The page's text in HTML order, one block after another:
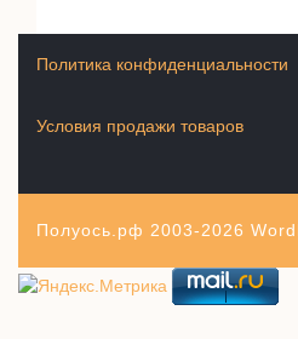
Условия продажи товаров
Политика конфиденциальности
Полуось.рф 2003-2026